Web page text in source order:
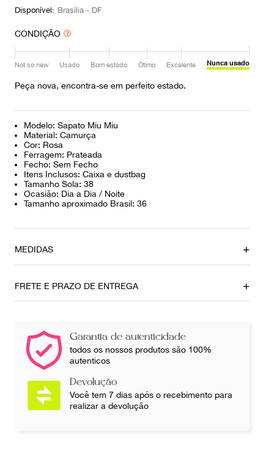
Disponível: Brasília - DF
CONDIÇÃO
Not so new Usado Bom estado Ótimo Excelente Nunca usado
Peça nova, encontra-se em perfeito estado.
Modelo: Sapato Miu Miu
Material: Camurça
Cor: Rosa
Ferragem: Prateada
Fecho: Sem Fecho
Itens Inclusos: Caixa e dustbag
Tamanho Sola: 38
Ocasião: Dia a Dia / Noite
Tamanho aproximado Brasil: 36
MEDIDAS
6,5 cm
FRETE E PRAZO DE ENTREGA
Garantia de autenticidade
todos os nossos produtos são 100%
autenticos
Devolução
Você tem 7 dias após o recebimento para
realizar a devolução
10º louis vuitton